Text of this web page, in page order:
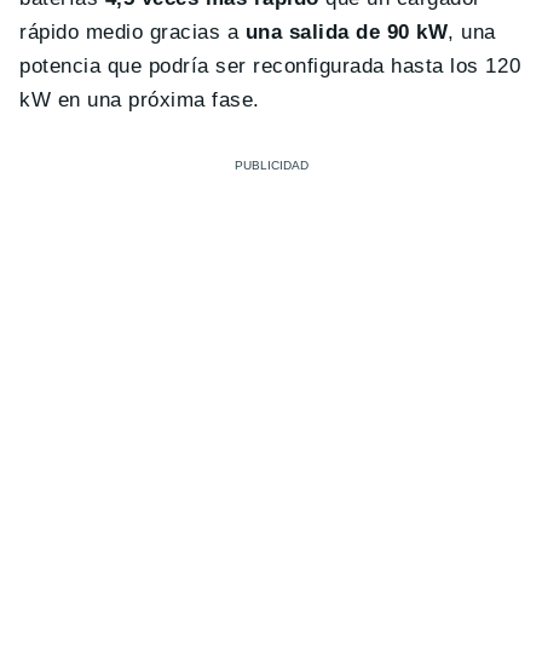
rápido medio gracias a una salida de 90 kW, una
potencia que podría ser reconfigurada hasta los 120
kW en una próxima fase.